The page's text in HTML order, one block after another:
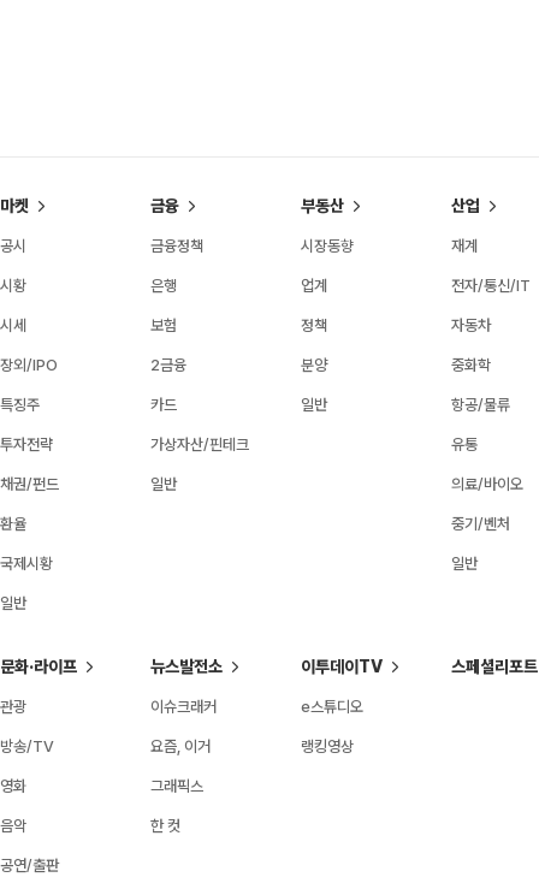
마켓
공시
시황
시세
장외/IPO
특징주
투자전략
채권/펀드
환율
국제시황
일반
금융
금융정책
은행
보험
2금융
카드
가상자산/핀테크
일반
부동산
시장동향
업계
정책
분양
일반
산업
재계
전자/통신/IT
자동차
중화학
항공/물류
유통
의료/바이오
중기/벤처
일반
문화·라이프
관광
방송/TV
영화
음악
공연/출판
뉴스발전소
이슈크래커
요즘, 이거
그래픽스
한 컷
이투데이TV
e스튜디오
랭킹영상
스페셜리포트